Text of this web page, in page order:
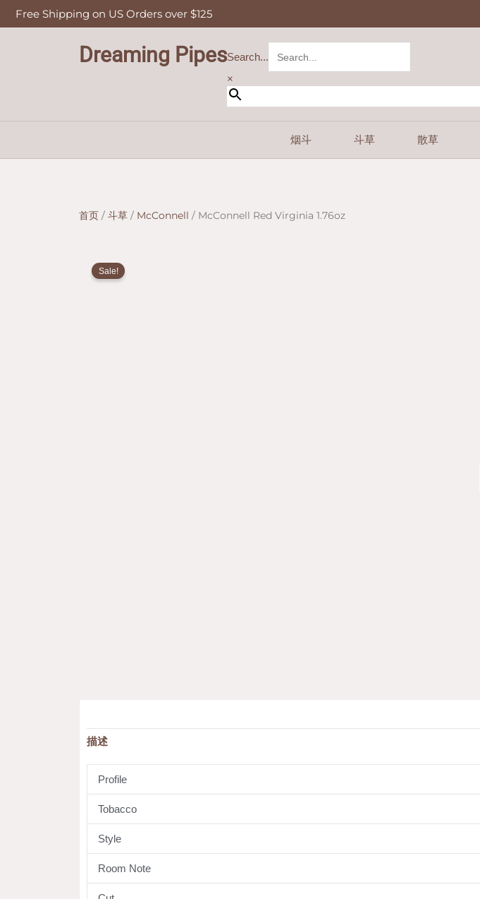
Free Shipping on US Orders over $125
Dreaming PipesSearch...
×
烟斗 斗草 散草
首页 / 斗草 / McConnell / McConnell Red Virginia 1.76oz
Sale!
描述
Profile
Tobacco
Style
Room Note